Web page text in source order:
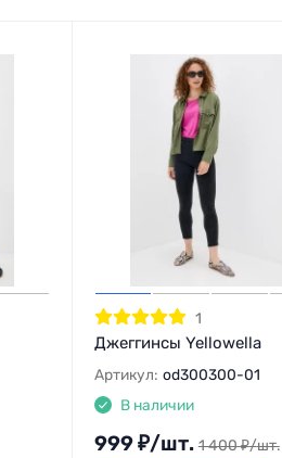
1
Джеггинсы Yellowella
Артикул: od300300-01
В наличии
999₽/шт. 1 400₽/шт.